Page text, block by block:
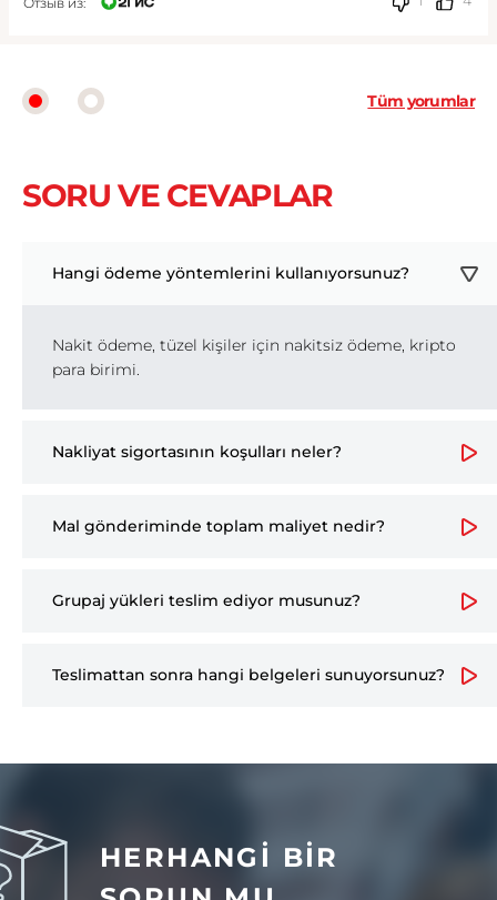
Tüm yorumlar
SORU VE CEVAPLAR
Hangi ödeme yöntemlerini kullanıyorsunuz?
Nakit ödeme, tüzel kişiler için nakitsiz ödeme, kripto
para birimi.
Nakliyat sigortasının koşulları neler?
Mal gönderiminde toplam maliyet nedir?
Grupaj yükleri teslim ediyor musunuz?
Teslimattan sonra hangi belgeleri sunuyorsunuz?
HERHANGİ BİR